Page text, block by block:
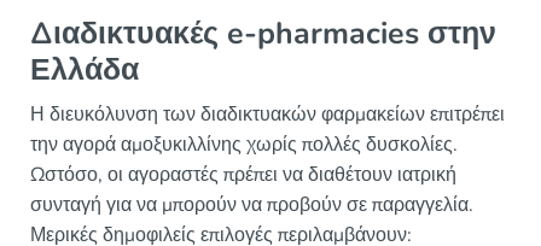
Διαδικτυακές e-pharmacies στην
Ελλάδα
Η διευκόλυνση των διαδικτυακών φαρμακείων επιτρέπει
την αγορά αμοξυκιλλίνης χωρίς πολλές δυσκολίες.
Ωστόσο, οι αγοραστές πρέπει να διαθέτουν ιατρική
συνταγή για να μπορούν να προβούν σε παραγγελία.
Μερικές δημοφιλείς επιλογές περιλαμβάνουν: